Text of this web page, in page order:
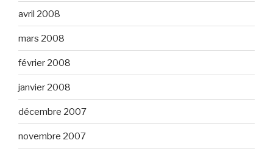
avril 2008
mars 2008
février 2008
janvier 2008
décembre 2007
novembre 2007